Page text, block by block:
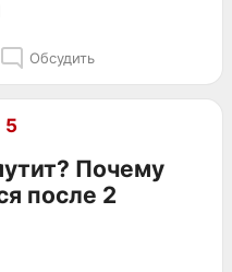
Обсудить
5
Почему
после 2